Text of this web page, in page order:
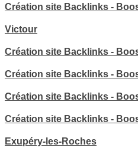
Création site Backlinks -
Victour
Création site Backlinks -
Création site Backlinks -
Création site Backlinks -
Création site Backlinks -
Exupéry-les-Roches